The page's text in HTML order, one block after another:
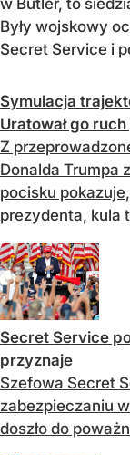
w Butler, to
Były wojskowy
Secret Service i
Symulacja
Uratował go ruch
Z
Donalda Trumpa
pocisku
prezydenta, kula
Secret Service
przyznaje
Szefowa Secret
zabezpieczaniu
doszło do